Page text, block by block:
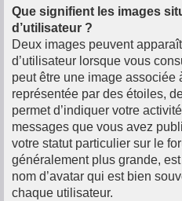
Que signifient les images
d’utilisateur ?
Deux images peuvent
d’utilisateur lorsque vous
peut être une image associée
représentée par des étoiles,
permet d’indiquer votre
messages que vous avez
votre statut particulier sur le
généralement plus grande,
nom d’avatar qui est bien
chaque utilisateur.